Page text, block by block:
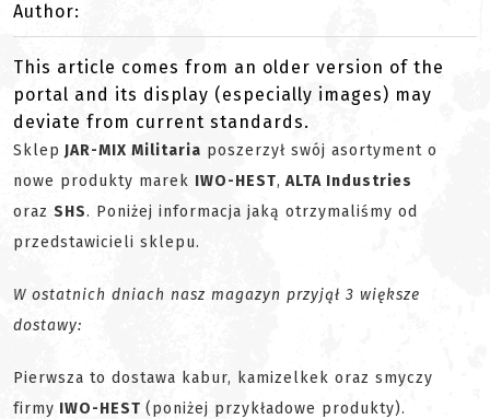
Author:
This article comes from an older version of the
portal and its display (especially images) may
deviate from current standards.
Sklep JAR-MIX Militaria poszerzył swój asortyment o
nowe produkty marek IWO-HEST, ALTA Industries
oraz SHS. Poniżej informacja jaką otrzymaliśmy od
przedstawicieli sklepu.
W ostatnich dniach nasz magazyn przyjął 3 większe
dostawy:
Pierwsza to dostawa kabur, kamizelkek oraz smyczy
firmy IWO-HEST (poniżej przykładowe produkty).